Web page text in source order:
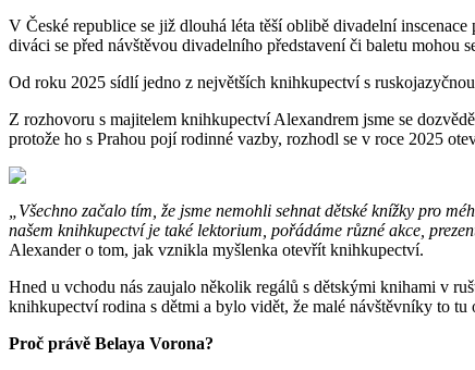
V České republice se již dlouhá léta těší oblibě divadelní
diváci se před návštěvou divadelního představení či baletu mohou
Od roku 2025 sídlí jedno z největších knihkupectví s
Z rozhovoru s majitelem knihkupectví Alexandrem jsme se
protože ho s Prahou pojí rodinné vazby, rozhodl se v roce 2025
„Všechno začalo tím, že jsme nemohli sehnat dětské knížky pro
našem knihkupectví je také lektorium, pořádáme různé akce,
Alexander o tom, jak vznikla myšlenka otevřít knihkupectví.
Hned u vchodu nás zaujalo několik regálů s dětskými knihami v
knihkupectví rodina s dětmi a bylo vidět, že malé návštěvníky to
Proč právě Belaya Vorona?